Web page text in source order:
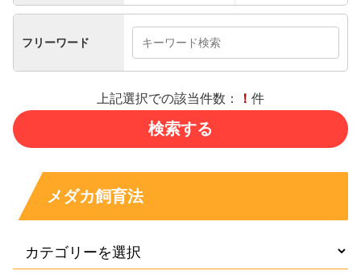
フリーワード
上記選択での該当件数： ！ 件
メダカ飼育法